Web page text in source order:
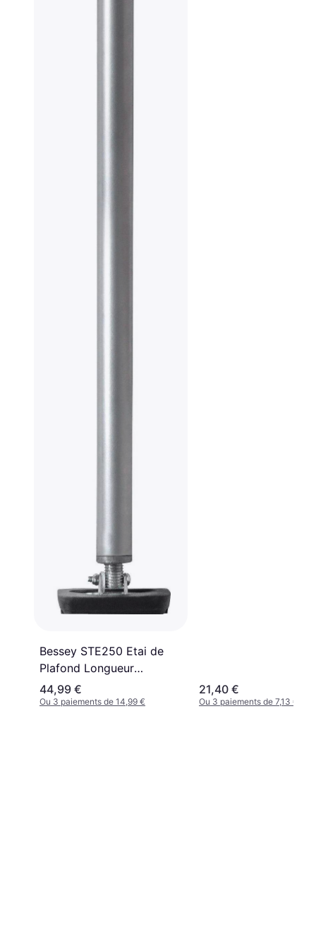
Bessey STE250 Etai de
Plafond Longueur
Réglable 1450 2500 mm
200 kg Serre-joint à vis
44,99 €
Ou 3 paiements de 14,99 €
21,40 €
Ou 3 paiements de 7,13 €